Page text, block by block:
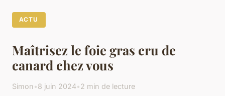
ACTU
Maîtrisez le foie gras cru de
canard chez vous
Simon•8 juin 2024•2 min de lecture